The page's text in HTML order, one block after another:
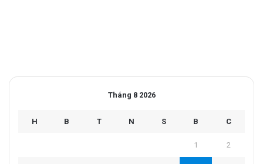
Tháng 8 2026
H B T N S B C
1 2